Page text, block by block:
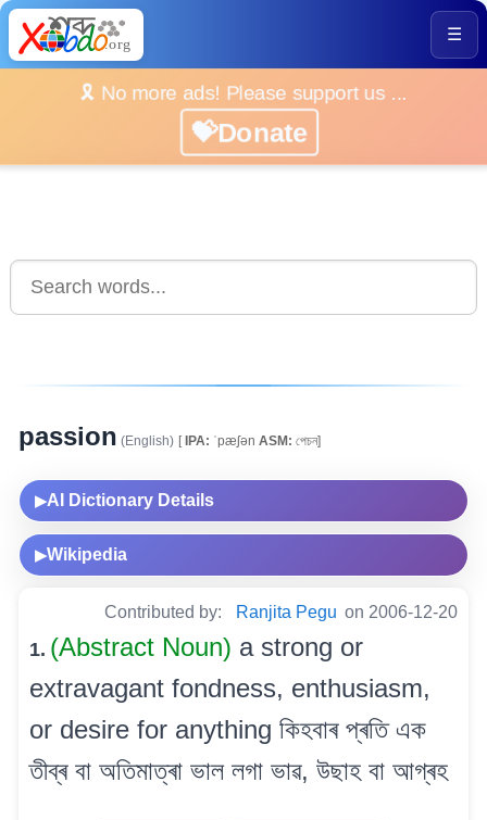
☰
🎗️ No more ads! Please support us ...
💝Donate
passion (English) [IPA: ˈpæʃən ASM: পেচন]
▶AI Dictionary Details
▶Wikipedia
Contributed by: Ranjita Pegu on 2006-12-20
1. (Abstract Noun) a strong or
extravagant fondness, enthusiasm,
or desire for anything কিহবাৰ প্ৰতি এক
তীব্ৰ বা অতিমাত্ৰা ভাল লগা ভাৱ, উছাহ বা আগ্ৰহ